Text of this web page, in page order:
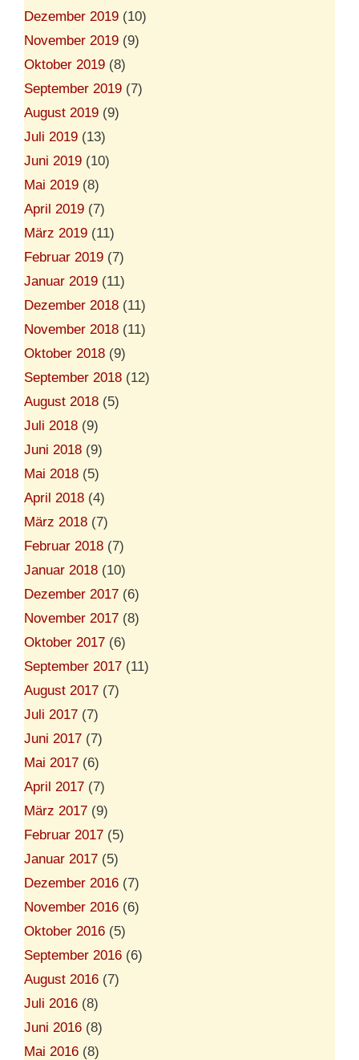
Dezember 2019 (10)
November 2019 (9)
Oktober 2019 (8)
September 2019 (7)
August 2019 (9)
Juli 2019 (13)
Juni 2019 (10)
Mai 2019 (8)
April 2019 (7)
März 2019 (11)
Februar 2019 (7)
Januar 2019 (11)
Dezember 2018 (11)
November 2018 (11)
Oktober 2018 (9)
September 2018 (12)
August 2018 (5)
Juli 2018 (9)
Juni 2018 (9)
Mai 2018 (5)
April 2018 (4)
März 2018 (7)
Februar 2018 (7)
Januar 2018 (10)
Dezember 2017 (6)
November 2017 (8)
Oktober 2017 (6)
September 2017 (11)
August 2017 (7)
Juli 2017 (7)
Juni 2017 (7)
Mai 2017 (6)
April 2017 (7)
März 2017 (9)
Februar 2017 (5)
Januar 2017 (5)
Dezember 2016 (7)
November 2016 (6)
Oktober 2016 (5)
September 2016 (6)
August 2016 (7)
Juli 2016 (8)
Juni 2016 (8)
Mai 2016 (8)